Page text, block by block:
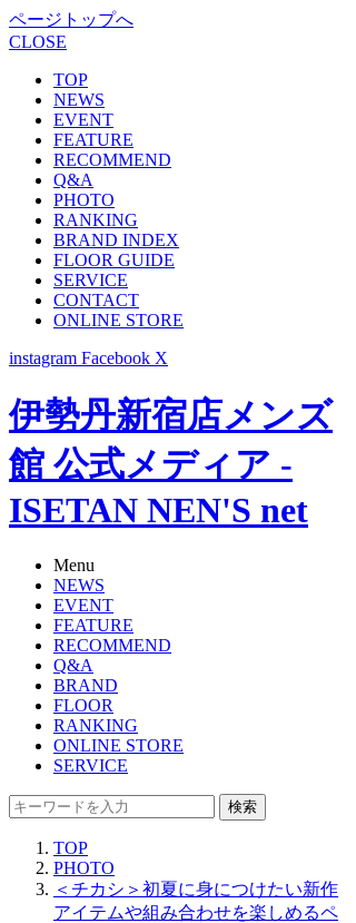
ページトップへ
CLOSE
TOP
NEWS
EVENT
FEATURE
RECOMMEND
Q&A
PHOTO
RANKING
BRAND INDEX
FLOOR GUIDE
SERVICE
CONTACT
ONLINE STORE
instagram Facebook X
伊勢丹新宿店メンズ
館 公式メディア -
ISETAN NEN'S net
Menu
NEWS
EVENT
FEATURE
RECOMMEND
Q&A
BRAND
FLOOR
RANKING
ONLINE STORE
SERVICE
検索
TOP
PHOTO
＜チカシ＞初夏に身につけたい新作
アイテムや組み合わせを楽しめるペ